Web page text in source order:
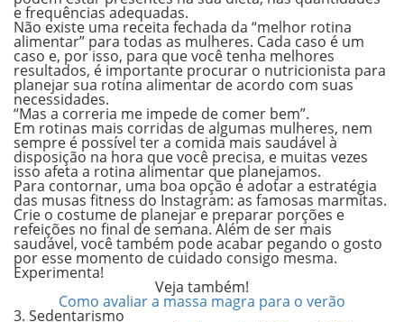
e frequências adequadas.
Não existe uma receita fechada da “melhor rotina
alimentar” para todas as mulheres. Cada caso é um
caso e, por isso, para que você tenha melhores
resultados, é importante procurar o nutricionista para
planejar sua rotina alimentar de acordo com suas
necessidades.
“Mas a correria me impede de comer bem”.
Em rotinas mais corridas de algumas mulheres, nem
sempre é possível ter a comida mais saudável à
disposição na hora que você precisa, e muitas vezes
isso afeta a rotina alimentar que planejamos.
Para contornar, uma boa opção é adotar a estratégia
das musas fitness do Instagram: as famosas marmitas.
Crie o costume de planejar e preparar porções e
refeições no final de semana. Além de ser mais
saudável, você também pode acabar pegando o gosto
por esse momento de cuidado consigo mesma.
Experimenta!
Veja também!
Como avaliar a massa magra para o verão
3. Sedentarismo